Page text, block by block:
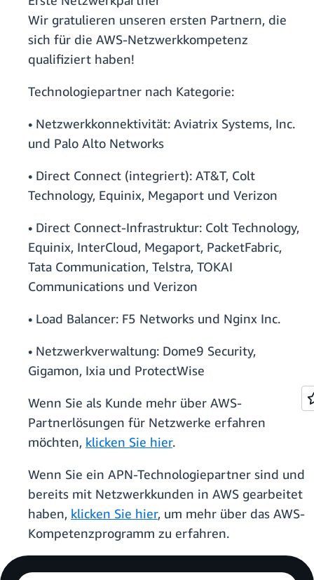
Wir gratulieren unseren ersten Partnern, die
sich für die AWS-Netzwerkkompetenz
qualifiziert haben!
Technologiepartner nach Kategorie:
• Netzwerkkonnektivität: Aviatrix Systems, Inc.
und Palo Alto Networks
• Direct Connect (integriert): AT&T, Colt
Technology, Equinix, Megaport und Verizon
• Direct Connect-Infrastruktur: Colt Technology,
Equinix, InterCloud, Megaport, PacketFabric,
Tata Communication, Telstra, TOKAI
Communications und Verizon
• Load Balancer: F5 Networks und Nginx Inc.
• Netzwerkverwaltung: Dome9 Security,
Gigamon, Ixia und ProtectWise
Wenn Sie als Kunde mehr über AWS-
Partnerlösungen für Netzwerke erfahren
möchten, klicken Sie hier.
Wenn Sie ein APN-Technologiepartner sind und
bereits mit Netzwerkkunden in AWS gearbeitet
haben, klicken Sie hier, um mehr über das AWS-
Kompetenzprogramm zu erfahren.